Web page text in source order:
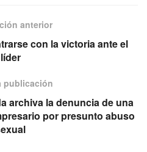
anterior
con la victoria ante el
líder
publicación
archiva la denuncia de una
por presunto abuso